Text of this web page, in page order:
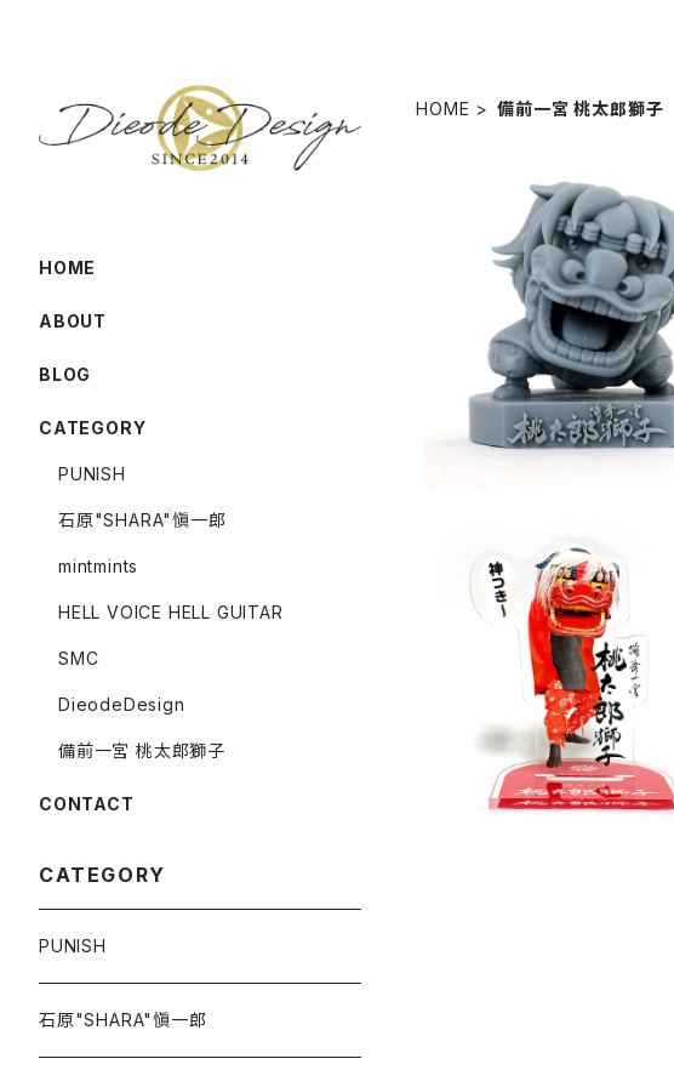
HOME 備前一宮 桃太郎獅子
＼獅子舞応援／ 【受注生産】
子"神つき"3Dプリンター製レ
ジェ
¥22,222
＼獅子舞応援／ 桃太郎獅
き"アクスタ
¥2,222
HOME
ABOUT
BLOG
CATEGORY
PUNISH
石原"SHARA"愼一郎
mintmints
HELL VOICE HELL GUITAR
SMC
DieodeDesign
備前一宮 桃太郎獅子
CONTACT
CATEGORY
PUNISH
石原"SHARA"愼一郎